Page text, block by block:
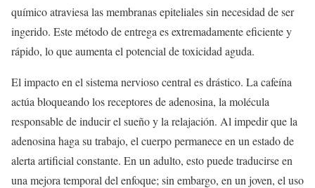
químico atraviesa las membranas epiteliales sin necesidad de ser
ingerido. Este método de entrega es extremadamente eficiente y
rápido, lo que aumenta el potencial de toxicidad aguda.
El impacto en el sistema nervioso central es drástico. La cafeína
actúa bloqueando los receptores de adenosina, la molécula
responsable de inducir el sueño y la relajación. Al impedir que la
adenosina haga su trabajo, el cuerpo permanece en un estado de
alerta artificial constante. En un adulto, esto puede traducirse en
una mejora temporal del enfoque; sin embargo, en un joven, el uso